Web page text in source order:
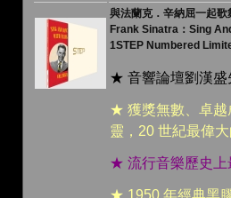
與法蘭克．辛納屈一起
Frank Sinatra：Sing
1STEP Numbered
★ 音響論壇劉漢盛
★ 獲獎無數、卓越
靈，20 世紀最偉
★ 流行音樂歷史上
★ 1950 年經典黑